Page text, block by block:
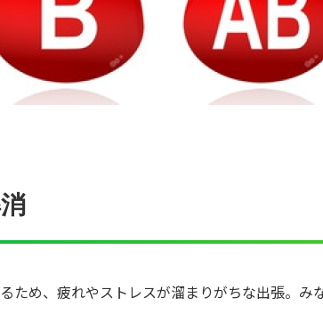
ため、疲れやストレスが溜まりがちな出張。